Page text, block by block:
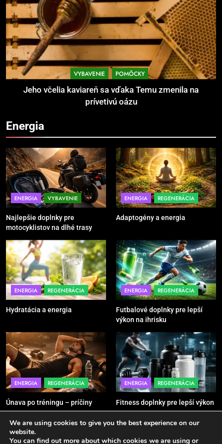
bezpečnosť na prvom mieste
POMÔCKY VYBAVENIE
4
TRX systém pre funkčný tréning
POMÔCKY VYBAVENIE
obuv správne
POMÔCKY VYBAVENIE
6
Ako kombinovať rôzne tréningové
pomôcky
VYBAVENIE
7
Pomôcky na cvičenie brucha
POMÔCKY VYBAVENIE
8
Najlepšie doplnky pre
motocyklistov na dlhé trasy
ENERGIA VYBAVENIE
VYBAVENIE POMÔCKY
Jeho včelia kaviareň sa vďaka Temu zmenila na
prívetivú oázu
Energia
ENERGIA VYBAVENIE
Najlepšie doplnky pre
motocyklistov na dlhé trasy
ENERGIA REGENERÁCIA
Adaptogény a energia
ENERGIA REGENERÁCIA
Hydratácia a energia
ENERGIA REGENERÁCIA
Futbalové doplnky pre lepší
výkon na ihrisku
ENERGIA REGENERÁCIA
Únava po tréningu – príčiny
ENERGIA REGENERÁCIA
Fitness doplnky pre lepší výkon
We are using cookies to give you the best experience on our
website.
You can find out more about which cookies we are using or